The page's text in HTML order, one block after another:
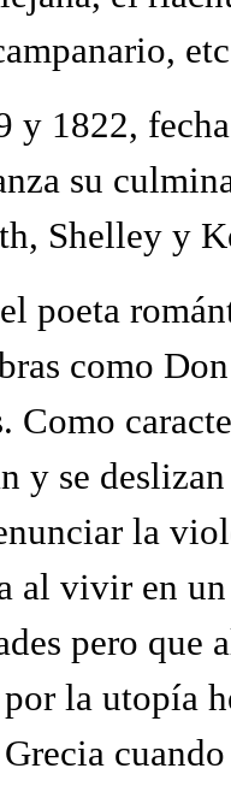
y 1822,
su
Shelley y
poeta
como
Como
y se
la
al vivir en
pero que
la utopía